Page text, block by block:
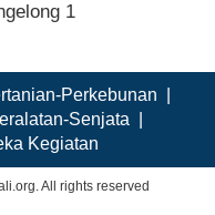
1
Perkebunan
Senjata
Kegiatan
All rights reserved